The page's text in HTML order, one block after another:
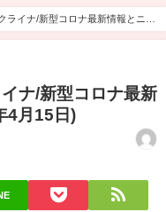
ライナ/新型コロナ最新情報とニュ
ナ/新型コロナ最新
4月15日)